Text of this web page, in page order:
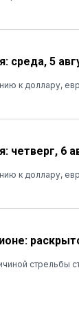
среда, 5
к доллару,
четверг, 6
к доллару,
стрельбы